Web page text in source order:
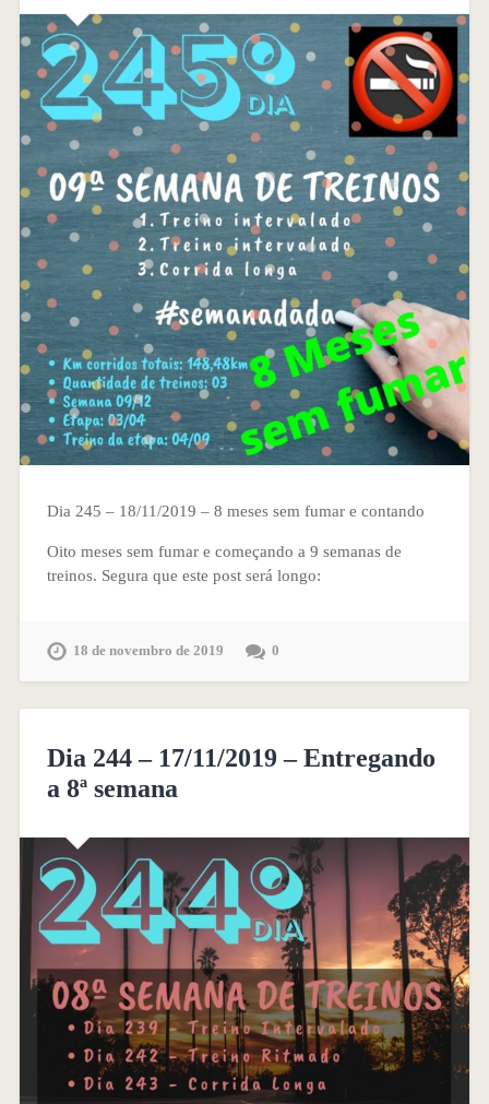
Dia 245 – 18/11/2019 – 8 meses sem fumar e contando
Oito meses sem fumar e começando a 9 semanas de
treinos. Segura que este post será longo:
18 de novembro de 2019 0
Dia 244 – 17/11/2019 – Entregando
a 8ª semana